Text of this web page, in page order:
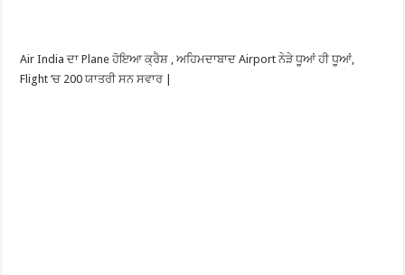
Air India ਦਾ Plane ਹੋਇਆ ਕ੍ਰੈਸ਼ , ਅਹਿਮਦਾਬਾਦ Airport ਨੇੜੇ ਧੂਆਂ ਹੀ ਧੂਆਂ,
Flight ‘ਚ 200 ਯਾਤਰੀ ਸਨ ਸਵਾਰ |